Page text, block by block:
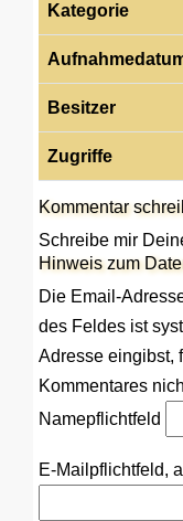
Kategorie
Besitzer
Zugriffe
Kommentar
Schreibe mir
Hinweis zum
Die Email-
des Feldes ist
Adresse eingibst,
Kommentares
Namepflichtfeld
E-Mail pflichtfeld,